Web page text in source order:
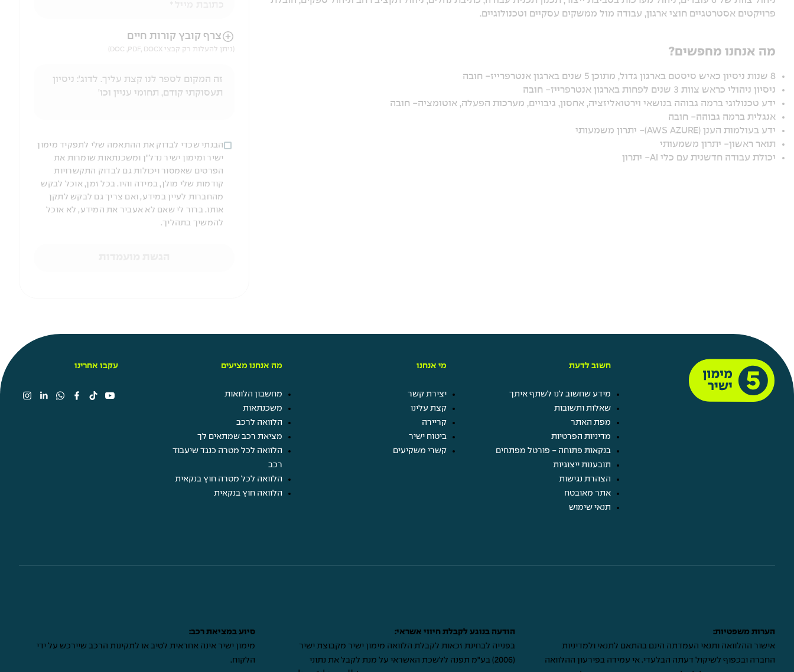
פרויקטים אסטרטגיים חוצי ארגון, עבודה מול ממשקים עסקיים וטכנולוגיים.
מה אנחנו מחפשים?
8 שנות ניסיון כאיש סיסטם בארגון גדול, מתוכן 5 שנים בארגון אנטרפרייז- חובה
ניסיון ניהולי כראש צוות 3 שנים לפחות בארגון אנטרפרייז- חובה
ידע טכנולוגי ברמה גבוהה בנושאי וירטואליזציה, אחסון, גיבויים, מערכות הפעלה, אוטומציה- חובה
אנגלית ברמה גבוהה- חובה
ידע בעולמות הענן (AWS AZURE)- יתרון משמעותי
תואר ראשון- יתרון משמעותי
יכולת עבודה חדשנית עם כלי AI- יתרון
הניווט לאחר העלאת הקובץ באמצעות מקש ה-TAB
צרף קובץ קורות חיים
(ניתן להעלות רק קבצי DOC ,PDF, DOCX)
הבנתי שכדי לבדוק את ההתאמה שלי לתפקיד מימון
ישיר ומימון ישיר נדל"ן ומשכנתאות שומרות את
הפרטים שאמסור ויכולות גם לבדוק התקשרויות
קודמות שלי מולן, במידה והיו. בכל זמן, אוכל לבקש
מהחברות לעיין במידע, ואם צריך גם לבקש לתקן
אותו. ברור לי שאם לא אעביר את המידע, לא אוכל
להמשיך בתהליך.
חשוב לדעת
מידע שחשוב לנו לשתף איתך
שאלות ותשובות
מפת האתר
מדיניות הפרטיות
בנקאות פתוחה - פורטל מפתחים
תובענות ייצוגיות
הצהרת נגישות
אתר מאובטח
תנאי שימוש
מי אנחנו
יצירת קשר
קצת עלינו
קריירה
ביטוח ישיר
קשרי משקיעים
מה אנחנו מציעים
מחשבון הלוואות
משכנתאות
הלוואה לרכב
מציאת רכב שמתאים לך
הלוואה לכל מטרה כנגד שיעבוד
רכב
הלוואה לכל מטרה חוץ בנקאית
הלוואה חוץ בנקאית
עקבו אחרינו
הערות משפטיות:
אישור ההלוואה ותנאי העמדתה הינם בהתאם לתנאי ולמדיניות
החברה ובכפוף לשיקול דעתה הבלעדי. אי עמידה בפירעון ההלוואה
הודעה בנוגע לקבלת חיווי אשראי:
בפנייה לבחינת זכאות לקבלת הלוואה מימון ישיר מקבוצת ישיר
(2006) בע"מ תפנה ללשכת האשראי על מנת לקבל את נתוני
סיוע במציאת רכב:
מימון ישיר אינה אחראית לטיב או לתקינות הרכב שיירכש על ידי
הלקוח.